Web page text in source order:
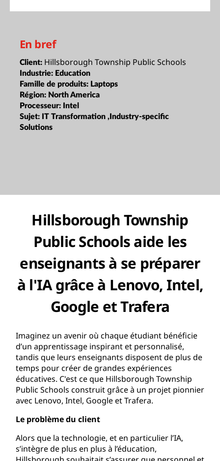
En bref
Client: Hillsborough Township Public Schools
Industrie: Education
Famille de produits: Laptops
Région: North America
Processeur: Intel
Sujet: IT Transformation ,Industry-specific
Solutions
Hillsborough Township
Public Schools aide les
enseignants à se préparer
à l'IA grâce à Lenovo, Intel,
Google et Trafera
Imaginez un avenir où chaque étudiant bénéficie
d’un apprentissage inspirant et personnalisé,
tandis que leurs enseignants disposent de plus de
temps pour créer de grandes expériences
éducatives. C'est ce que Hillsborough Township
Public Schools construit grâce à un projet pionnier
avec Lenovo, Intel, Google et Trafera.
Le problème du client
Alors que la technologie, et en particulier l’IA,
s’intègre de plus en plus à l’éducation,